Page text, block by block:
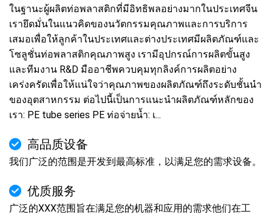
ในฐานะผู้ผลิตท่อพลาสติกที่มีอิทธิพลอย่างมากในประเทศจีน
เรายึดมั่นในแนวคิดของนวัตกรรมคุณภาพและการบริการ
เสมอเพื่อให้ลูกค้าในประเทศและต่างประเทศมีผลิตภัณฑ์และ
โซลูชั่นท่อพลาสติกคุณภาพสูง เรามีอุปกรณ์การผลิตขั้นสูง
และทีมงาน R&D มืออาชีพควบคุมทุกลิงค์การผลิตอย่าง
เคร่งครัดเพื่อให้แน่ใจว่าคุณภาพของผลิตภัณฑ์ถึงระดับชั้นนำ
ของอุตสาหกรรม ต่อไปนี้เป็นการแนะนำผลิตภัณฑ์หลักของ
เรา: PE tube series PE ท่อจ่ายน้ำ: เ...
高品质设备
我们广泛的范围是开发到最高标准，以满足您的需求设备。
优质服务
广泛的XXX范围旨在满足您的机器和应用的需求他们在工